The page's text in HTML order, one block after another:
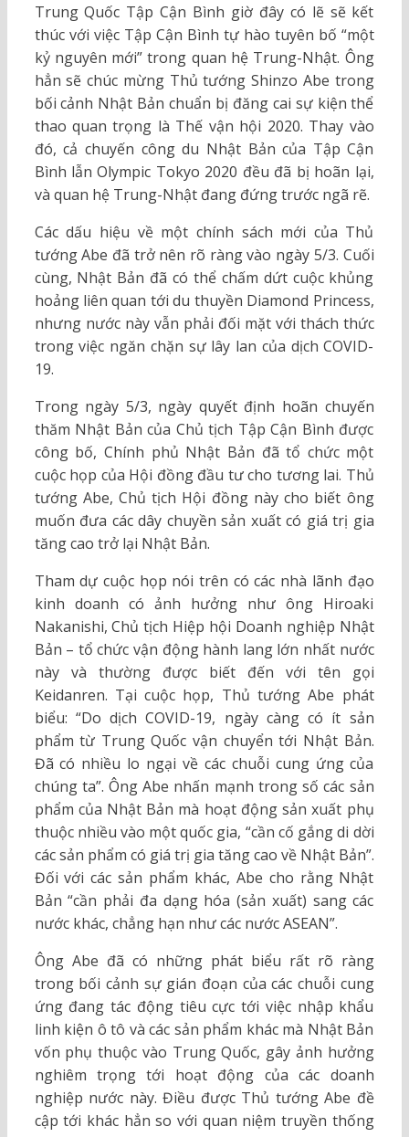
Trung Quốc Tập Cận Bình giờ đây có lẽ sẽ kết
thúc với việc Tập Cận Bình tự hào tuyên bố “một
kỷ nguyên mới” trong quan hệ Trung-Nhật. Ông
hẳn sẽ chúc mừng Thủ tướng Shinzo Abe trong
bối cảnh Nhật Bản chuẩn bị đăng cai sự kiện thể
thao quan trọng là Thế vận hội 2020. Thay vào
đó, cả chuyến công du Nhật Bản của Tập Cận
Bình lẫn Olympic Tokyo 2020 đều đã bị hoãn lại,
và quan hệ Trung-Nhật đang đứng trước ngã rẽ.
Các dấu hiệu về một chính sách mới của Thủ
tướng Abe đã trở nên rõ ràng vào ngày 5/3. Cuối
cùng, Nhật Bản đã có thể chấm dứt cuộc khủng
hoảng liên quan tới du thuyền Diamond Princess,
nhưng nước này vẫn phải đối mặt với thách thức
trong việc ngăn chặn sự lây lan của dịch COVID-
19.
Trong ngày 5/3, ngày quyết định hoãn chuyến
thăm Nhật Bản của Chủ tịch Tập Cận Bình được
công bố, Chính phủ Nhật Bản đã tổ chức một
cuộc họp của Hội đồng đầu tư cho tương lai. Thủ
tướng Abe, Chủ tịch Hội đồng này cho biết ông
muốn đưa các dây chuyền sản xuất có giá trị gia
tăng cao trở lại Nhật Bản.
Tham dự cuộc họp nói trên có các nhà lãnh đạo
kinh doanh có ảnh hưởng như ông Hiroaki
Nakanishi, Chủ tịch Hiệp hội Doanh nghiệp Nhật
Bản – tổ chức vận động hành lang lớn nhất nước
này và thường được biết đến với tên gọi
Keidanren. Tại cuộc họp, Thủ tướng Abe phát
biểu: “Do dịch COVID-19, ngày càng có ít sản
phẩm từ Trung Quốc vận chuyển tới Nhật Bản.
Đã có nhiều lo ngại về các chuỗi cung ứng của
chúng ta”. Ông Abe nhấn mạnh trong số các sản
phẩm của Nhật Bản mà hoạt động sản xuất phụ
thuộc nhiều vào một quốc gia, “cần cố gắng di dời
các sản phẩm có giá trị gia tăng cao về Nhật Bản”.
Đối với các sản phẩm khác, Abe cho rằng Nhật
Bản “cần phải đa dạng hóa (sản xuất) sang các
nước khác, chẳng hạn như các nước ASEAN”.
Ông Abe đã có những phát biểu rất rõ ràng
trong bối cảnh sự gián đoạn của các chuỗi cung
ứng đang tác động tiêu cực tới việc nhập khẩu
linh kiện ô tô và các sản phẩm khác mà Nhật Bản
vốn phụ thuộc vào Trung Quốc, gây ảnh hưởng
nghiêm trọng tới hoạt động của các doanh
nghiệp nước này. Điều được Thủ tướng Abe đề
cập tới khác hẳn so với quan niệm truyền thống